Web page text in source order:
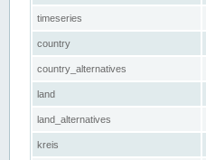
timeseries
country
country_alternatives
land
land_alternatives
kreis